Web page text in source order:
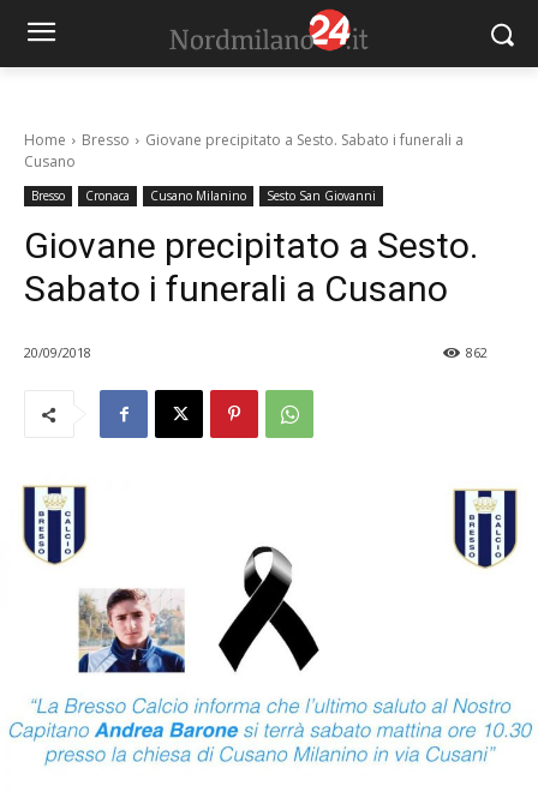
Home Bresso
Giovane precipitato a Sesto. Sabato i funerali a
Cusano
Bresso Cronaca Cusano Milanino Sesto San Giovanni
Giovane precipitato a Sesto.
Sabato i funerali a Cusano
20/09/2018 862